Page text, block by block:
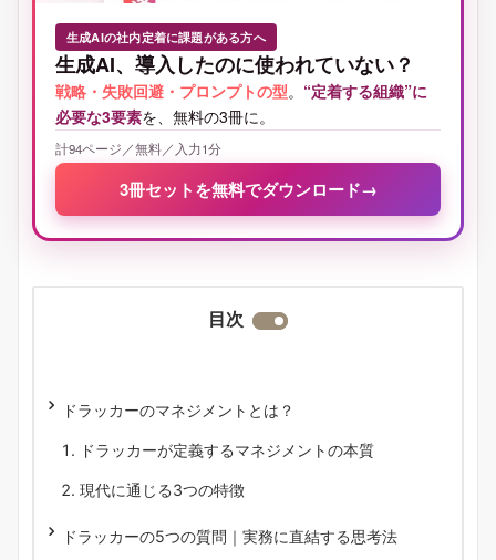
生成AIの社内定着に課題がある方へ
生成AI、導入したのに使われていない？
戦略・失敗回避・プロンプトの型。 “定着する組織”に
必要な3要素を、無料の3冊に。
計94ページ／無料／入力1分
3冊セットを無料でダウンロード→
目次
ドラッカーのマネジメントとは？
ドラッカーが定義するマネジメントの本質
現代に通じる3つの特徴
ドラッカーの5つの質問｜実務に直結する思考法